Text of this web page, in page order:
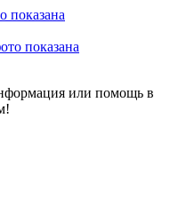
показана
или помощь в